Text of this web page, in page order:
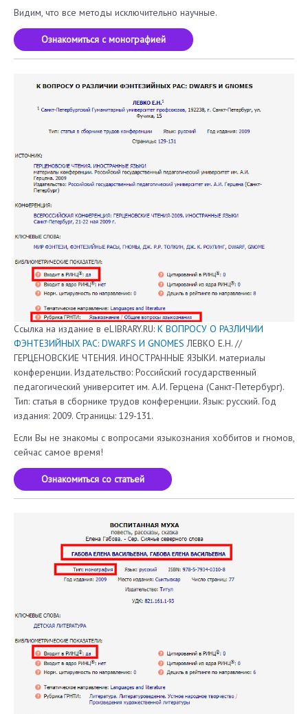
Видим, что все методы исключительно научные.
Ознакомиться с монографией
Ссылка на издание в eLIBRARY.RU: К ВОПРОСУ О РАЗЛИЧИИ
ФЭНТЕЗИЙНЫХ РАС: DWARFS И GNOMES ЛЕВКО Е.Н. //
ГЕРЦЕНОВСКИЕ ЧТЕНИЯ. ИНОСТРАННЫЕ ЯЗЫКИ. материалы
конференции. Издательство: Российский государственный
педагогический университет им. А.И. Герцена (Санкт-Петербург).
Тип: статья в сборнике трудов конференции. Язык: русский. Год
издания: 2009. Страницы: 129-131.
Если Вы не знакомы с вопросами языкознания хоббитов и гномов,
сейчас самое время!
Ознакомиться со статьей